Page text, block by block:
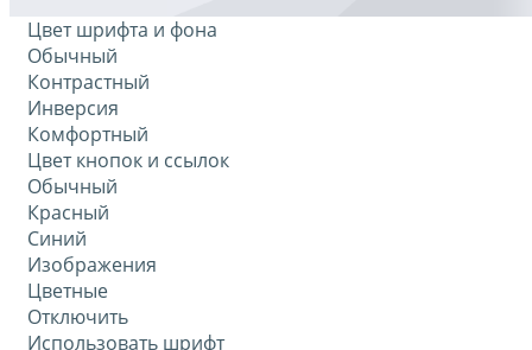
Цвет шрифта и фона
Обычный
Контрастный
Инверсия
Комфортный
Цвет кнопок и ссылок
Обычный
Красный
Синий
Изображения
Цветные
Отключить
Использовать шрифт